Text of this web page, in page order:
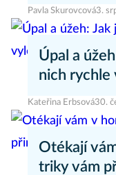
Pavla Skurovcová3.
Úpal a
nich rychle
Kateřina Erbsová30.
Otékají
triky vám